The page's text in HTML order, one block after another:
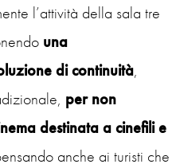
l’attività della sala tre
una
di continuità,
per non
destinata a cinefili e
anche ai turisti che